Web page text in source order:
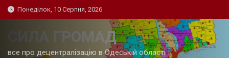
Skip
to
Понеділок, 10 Серпня, 2026
СИЛА ГРОМАД
все про децентралізацію в Одеській області